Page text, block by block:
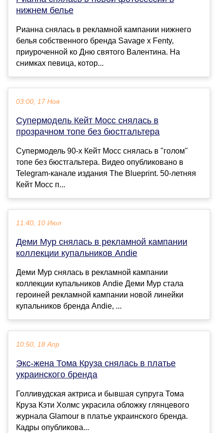
нижнем белье
Рианна снялась в рекламной кампании нижнего
белья собственного бренда Savage x Fenty,
приуроченной ко Дню святого Валентина. На
снимках певица, котор...
03:00, 17 Ноя
Супермодель Кейт Мосс снялась в
прозрачном топе без бюстгальтера
Супермодель 90-х Кейт Мосс снялась в "голом"
топе без бюстгальтера. Видео опубликовано в
Telegram-канале издания The Blueprint. 50-летняя
Кейт Мосс п...
11:40, 10 Июл
Деми Мур снялась в рекламной кампании
коллекции купальников Andie
Деми Мур снялась в рекламной кампании
коллекции купальников Andie Деми Мур стала
героиней рекламной кампании новой линейки
купальников бренда Andie, ...
10:50, 18 Апр
Экс-жена Тома Круза снялась в платье
украинского бренда
Голливудская актриса и бывшая супруга Тома
Круза Кэти Холмс украсила обложку глянцевого
журнала Glamour в платье украинского бренда.
Кадры опубликова...